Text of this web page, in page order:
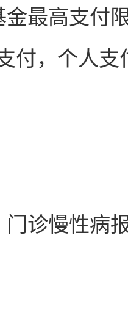
最高支付
付，个人支
慢性病报